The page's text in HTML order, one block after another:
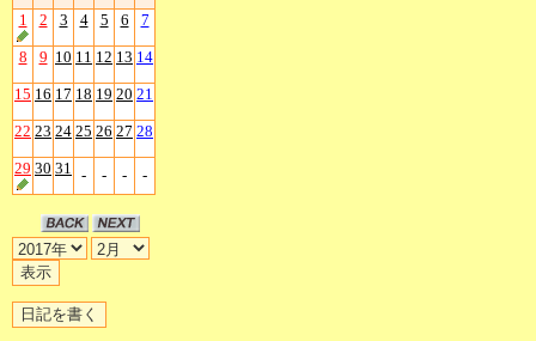
1
2 3 4 5 6 7
8 9 10 11 12 13 14
15 16 17 18 19 20 21
22 23 24 25 26 27 28
29 30 31 - - - -